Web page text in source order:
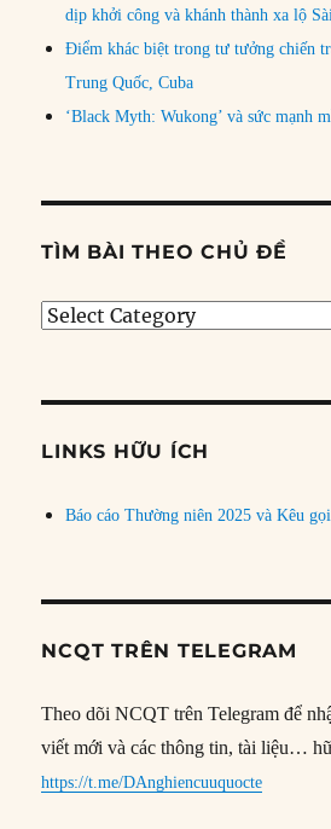
dịp khởi công và khánh thành xa lộ
Điểm khác biệt trong tư tưởng chiến
Trung Quốc, Cuba
‘Black Myth: Wukong’ và sức mạnh
TÌM BÀI THEO CHỦ ĐỀ
Tìm
đề
LINKS HỮU ÍCH
Báo cáo Thường niên 2025 và Kêu
NCQT TRÊN TELEGRAM
Theo dõi NCQT trên Telegram để
viết mới và các thông tin, tài liệu…
https://t.me/DAnghiencuuquocte